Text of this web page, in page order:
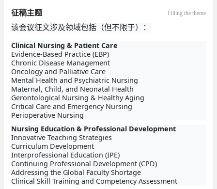
征稿主题 Filling the theme
该会议征文涉及领域包括（但不限于）：
Clinical Nursing & Patient Care
Evidence-Based Practice (EBP)
Chronic Disease Management
Oncology and Palliative Care
Mental Health and Psychiatric Nursing
Maternal, Child, and Neonatal Health
Gerontological Nursing & Healthy Aging
Critical Care and Emergency Nursing
Perioperative Nursing
Nursing Education & Professional Development
Innovative Teaching Strategies
Curriculum Development
Interprofessional Education (IPE)
Continuing Professional Development (CPD)
Addressing the Global Faculty Shortage
Clinical Skill Training and Competency Assessment